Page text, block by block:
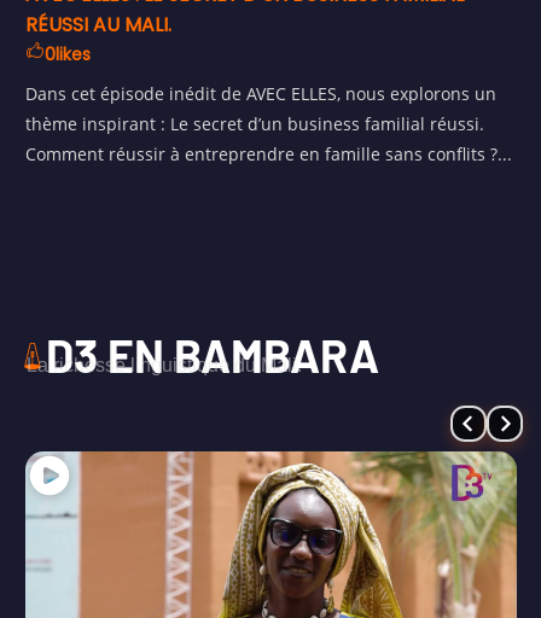
RÉUSSI AU MALI.
0likes
Dans cet épisode inédit de AVEC ELLES, nous explorons un
thème inspirant : Le secret d’un business familial réussi.
Comment réussir à entreprendre en famille sans conflits ?...
D3 EN BAMBARA
La richesse linguistique du Mali.